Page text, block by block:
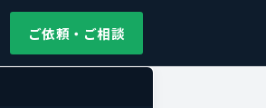
ご依頼・ご相談